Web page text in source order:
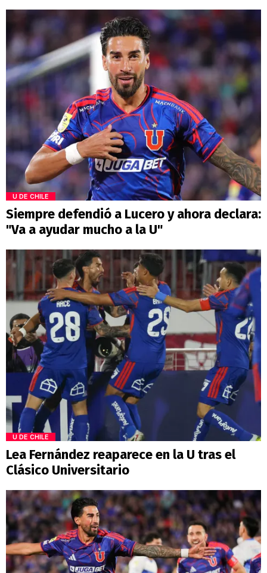
U DE CHILE
Siempre defendió a Lucero y ahora declara:
"Va a ayudar mucho a la U"
U DE CHILE
Lea Fernández reaparece en la U tras el
Clásico Universitario